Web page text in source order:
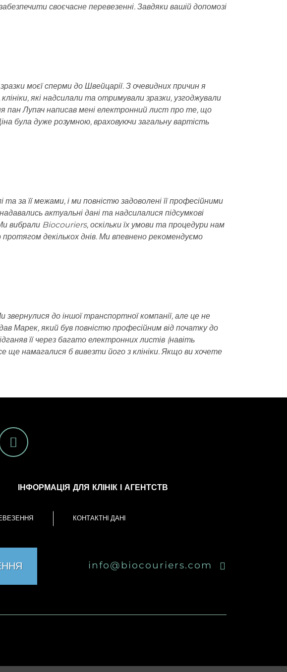
своєчасне перевезенні. Завдяки вашій допомозі
моєї сперми до Швейцарії. З очевидних причин я
які надсилали та отримували зразки, узгоджували
пан Лупач написав мені електронний лист про те, що
була дуже розумною, враховуючи загальну вартість
за її межами, і ми повністю задоволені її професійними
актуальні дані та надсилалися підсумкові
вибрали Biocouriers, оскільки їх умови та процедури нам
декількох днів. Ми впевнено рекомендуємо
звернулися до іншої транспортної компанії, але це не
Марек, який був повністю професійним від початку до
її через багато електронних листів (навіть
ще намагалися б вивезти його з клініки. Якщо ви хочете
ІНФОРМАЦІЯ ДЛЯ КЛІНІК І АГЕНТСТВ
КОНТАКТНІ ДАНІ
info@biocouriers.com